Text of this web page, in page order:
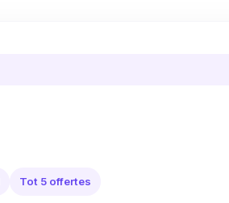
Tot 5 offertes